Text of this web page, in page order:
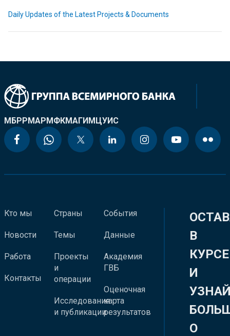
Daily Updates of the Latest Projects & Documents
МБРРМАРМФКМАГИМЦУИС
Кто мы
Новости
Работа
Контакты
Страны
Темы
Проекты
и
операции
Исследования
и публикации
События
Данные
Академия
ГВБ
Оценочная
карта
результатов
В
КУРСЕ
И
О